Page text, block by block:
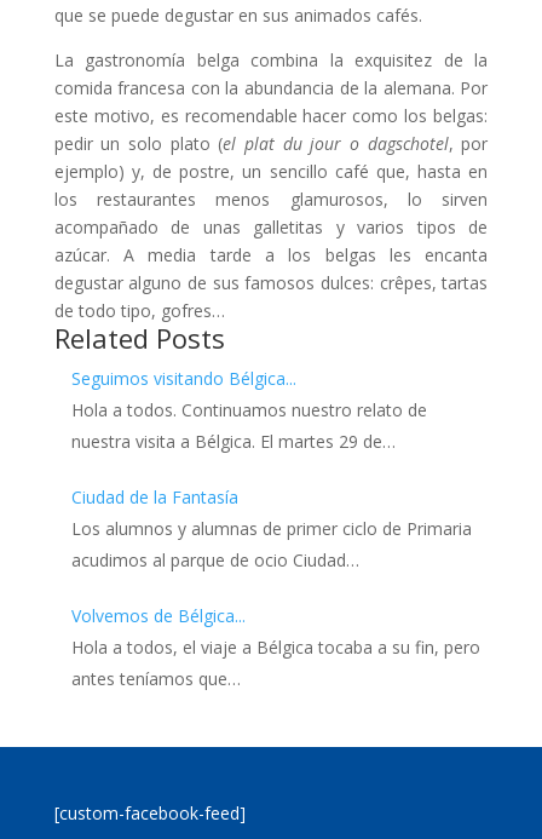
que se puede degustar en sus animados cafés.
La gastronomía belga combina la exquisitez de la
comida francesa con la abundancia de la alemana. Por
este motivo, es recomendable hacer como los belgas:
pedir un solo plato (el plat du jour o dagschotel, por
ejemplo) y, de postre, un sencillo café que, hasta en
los restaurantes menos glamurosos, lo sirven
acompañado de unas galletitas y varios tipos de
azúcar. A media tarde a los belgas les encanta
degustar alguno de sus famosos dulces: crêpes, tartas
de todo tipo, gofres…
Related Posts
Seguimos visitando Bélgica...
Hola a todos. Continuamos nuestro relato de
nuestra visita a Bélgica. El martes 29 de…
Ciudad de la Fantasía
Los alumnos y alumnas de primer ciclo de Primaria
acudimos al parque de ocio Ciudad…
Volvemos de Bélgica...
Hola a todos, el viaje a Bélgica tocaba a su fin, pero
antes teníamos que…
[custom-facebook-feed]